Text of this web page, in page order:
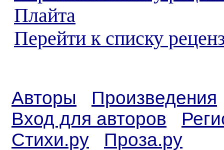
Плайта
Перейти к списку
Авторы
Произведения
Вход для авторов
Стихи.ру
Проза.ру